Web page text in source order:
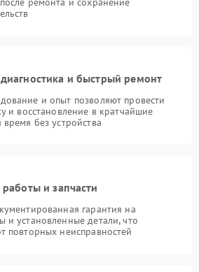
и быстрый ремонт
и опыт позволяют провести
и восстановление в кратчайшие
без устройства
работы и запчасти
гарантия на
и установленные детали, что
повторных неисправностей